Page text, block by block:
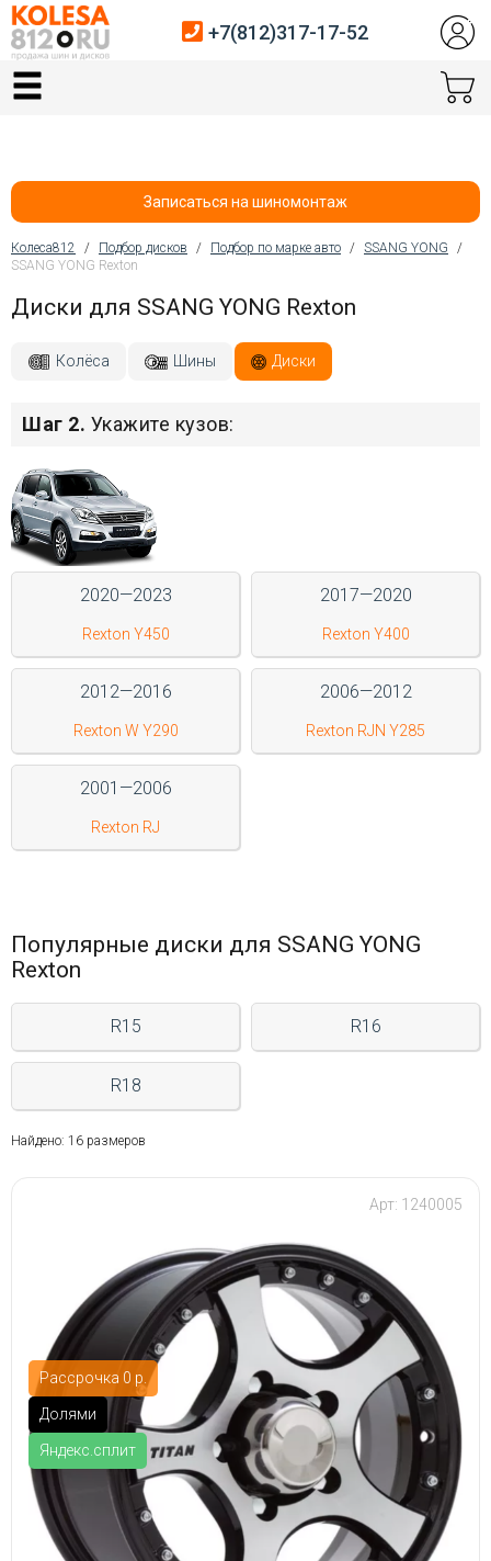
Главная
Автосервис
Покупателям
Контакты
Войти на сайт
+7(812)317-
52
9:00
+7(812)317-17-52
Записаться на шиномонтаж
Вы здесь
Колеса812 / Подбор дисков / Подбор по марке авто / SSANG YONG
/
SSANG YONG Rexton
Диски для SSANG YONG Rexton
Колёса Шины Диски
Шаг 2. Укажите кузов:
2020—2023
Rexton Y450
2017—2020
Rexton Y400
2012—2016
Rexton W Y290
2006—2012
Rexton RJN Y285
2001—2006
Rexton RJ
Популярные диски для SSANG YONG
Rexton
R15 R16
R18
Найдено: 16 размеров
Рассрочка 0 р.
Долями
Яндекс.сплит
Арт: 1240005